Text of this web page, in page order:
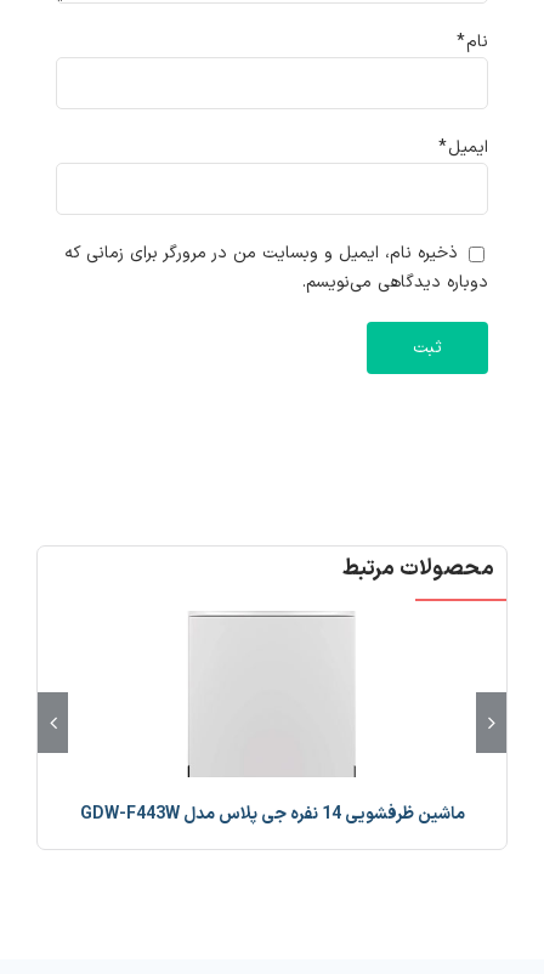
نام*
ایمیل*
ذخیره نام، ایمیل و وبسایت من در مرورگر برای زمانی که
دوباره دیدگاهی می‌نویسم.
محصولات مرتبط
ماشین ظرفشویی 14 نفره جی پلاس مدل GDW-F443W